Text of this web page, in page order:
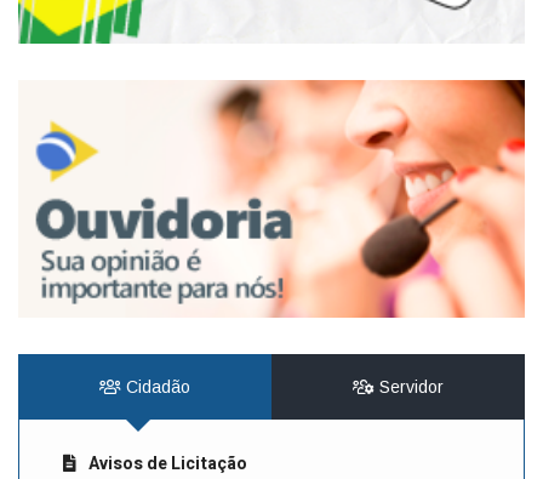
Cidadão Servidor
Avisos de Licitação